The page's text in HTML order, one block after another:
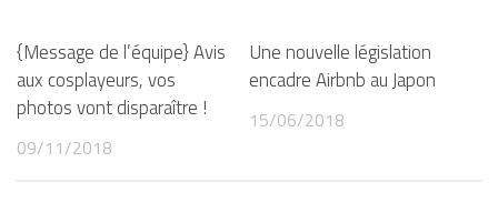
{Message de l’équipe} Avis
aux cosplayeurs, vos
photos vont disparaître !
09/11/2018
Une nouvelle législation
encadre Airbnb au Japon
15/06/2018